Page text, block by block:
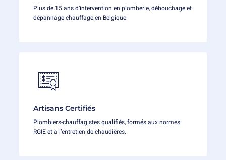
Plus de 15 ans d’intervention en plomberie, débouchage et
dépannage chauffage en Belgique.
Artisans Certifiés
Plombiers-chauffagistes qualifiés, formés aux normes
RGIE et à l’entretien de chaudières.